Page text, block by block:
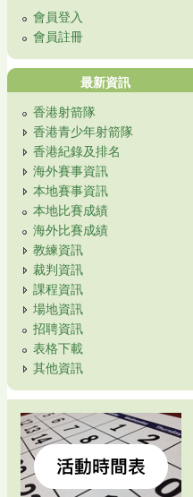
會員登入
會員註冊
最新資訊
香港射箭隊
香港青少年射箭隊
香港紀錄及排名
海外賽事資訊
本地賽事資訊
本地比賽成績
海外比賽成績
教練資訊
裁判資訊
課程資訊
場地資訊
招聘資訊
表格下載
其他資訊